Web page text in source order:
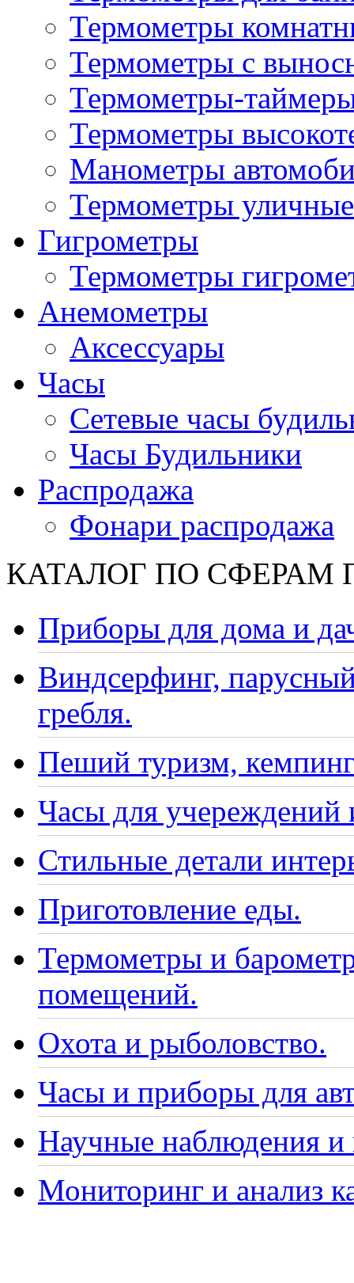
Термометры
Термометры с
Термометры-
Термометры
Манометры
Термометры уличные
Гигрометры
Термометры
Анемометры
Аксессуары
Часы
Сетевые часы
Часы Будильники
Распродажа
Фонари распродажа
КАТАЛОГ ПО СФЕРАМ
Приборы для дома и
Виндсерфинг,
гребля.
Пеший туризм,
Часы для учереждений
Стильные детали
Приготовление еды.
Термометры и
помещений.
Охота и рыболовство.
Часы и приборы для
Научные наблюдения и
Мониторинг и анализ